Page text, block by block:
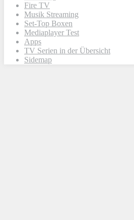
Fire TV
Musik Streaming
Set-Top Boxen
Mediaplayer Test
Apps
TV Serien in der Übersicht
Sidemap